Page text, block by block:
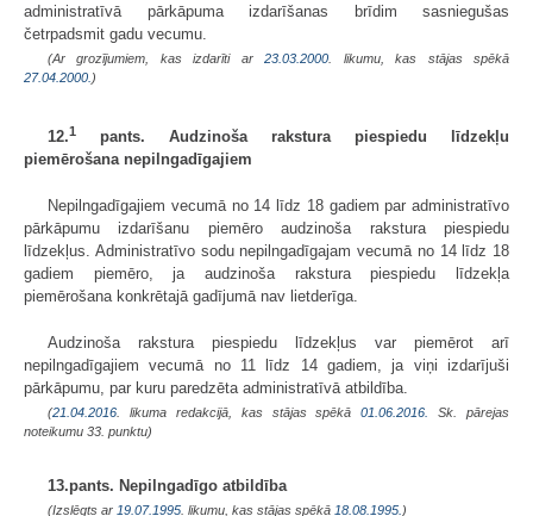
administratīvā pārkāpuma izdarīšanas brīdim sasniegušas
četrpadsmit gadu vecumu.
(Ar grozījumiem, kas izdarīti ar23.03.2000 . likumu, kas stājas spēkā
27.04.2000. )
12.1
pants. Audzinoša rakstura piespiedu līdzekļu
piemērošana nepilngadīgajiem
Nepilngadīgajiem vecumā no 14 līdz 18 gadiem par administratīvo
pārkāpumu izdarīšanu piemēro audzinoša rakstura piespiedu
līdzekļus. Administratīvo sodu nepilngadīgajam vecumā no 14 līdz 18
gadiem piemēro, ja audzinoša rakstura piespiedu līdzekļa
piemērošana konkrētajā gadījumā nav lietderīga.
Audzinoša rakstura piespiedu līdzekļus var piemērot arī
nepilngadīgajiem vecumā no 11 līdz 14 gadiem, ja viņi izdarījuši
pārkāpumu, par kuru paredzēta administratīvā atbildība.
(21.04.2016 . likuma redakcijā, kas stājas spēkā01.06.2016.
Sk. pārejas
noteikumu 33. punktu)
13.pants. Nepilngadīgo atbildība
(Izslēgts ar 19.07.1995 . likumu, kas stājas spēkā 18.08.1995. )